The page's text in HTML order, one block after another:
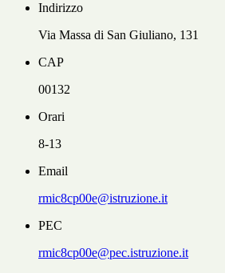
Indirizzo
Via Massa di San Giuliano, 131
CAP
00132
Orari
8-13
Email
rmic8cp00e@istruzione.it
PEC
rmic8cp00e@pec.istruzione.it